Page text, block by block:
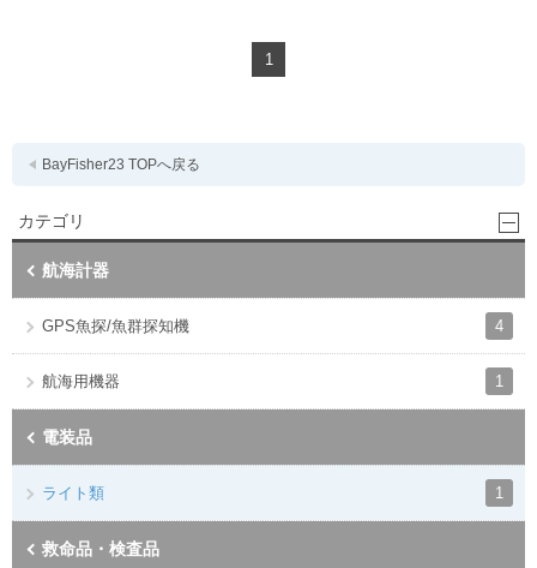
1
BayFisher23 TOPへ戻る
カテゴリ
航海計器
GPS魚探/魚群探知機 4
航海用機器 1
電装品
ライト類 1
救命品・検査品